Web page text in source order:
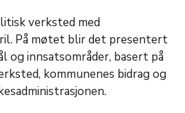
verksted med
På møtet blir det presentert
og innsatsområder, basert på
kommunenes bidrag og